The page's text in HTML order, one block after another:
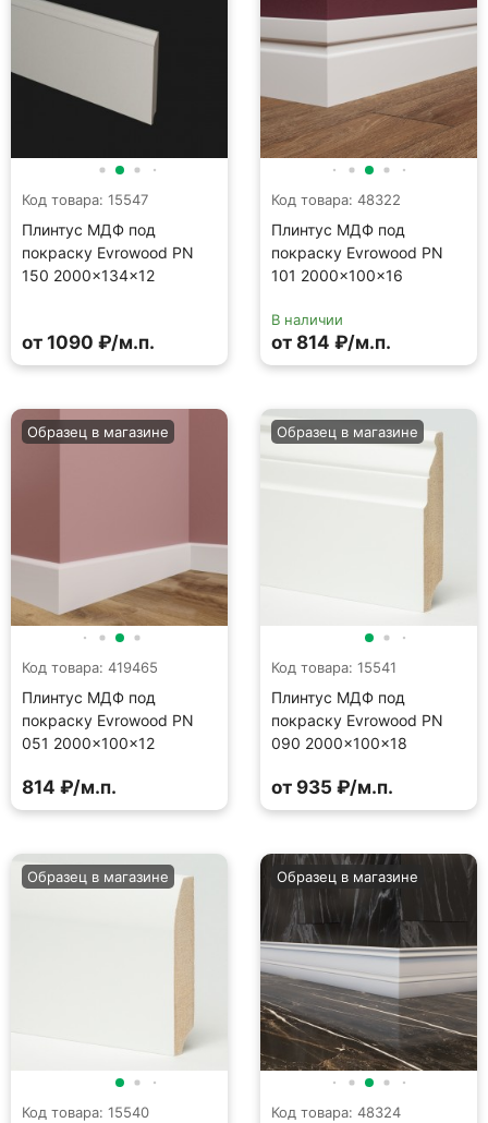
Код товара: 15547
Плинтус МДФ под
покраску Evrowood PN
150 2000×134×12
от 1090 ₽/м.п.
Код товара: 48322
Плинтус МДФ под
покраску Evrowood PN
101 2000×100×16
В наличии
от 814 ₽/м.п.
Код товара: 419465
Плинтус МДФ под
покраску Evrowood PN
051 2000×100×12
Образец в магазине
814 ₽/м.п.
Код товара: 15541
Плинтус МДФ под
покраску Evrowood PN
090 2000×100×18
Образец в магазине
от 935 ₽/м.п.
Код товара: 15540
Образец в магазине
Код товара: 48324
Образец в магазине